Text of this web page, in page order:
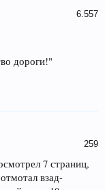
6.557
дороги!"
259
7 страниц,
взад-